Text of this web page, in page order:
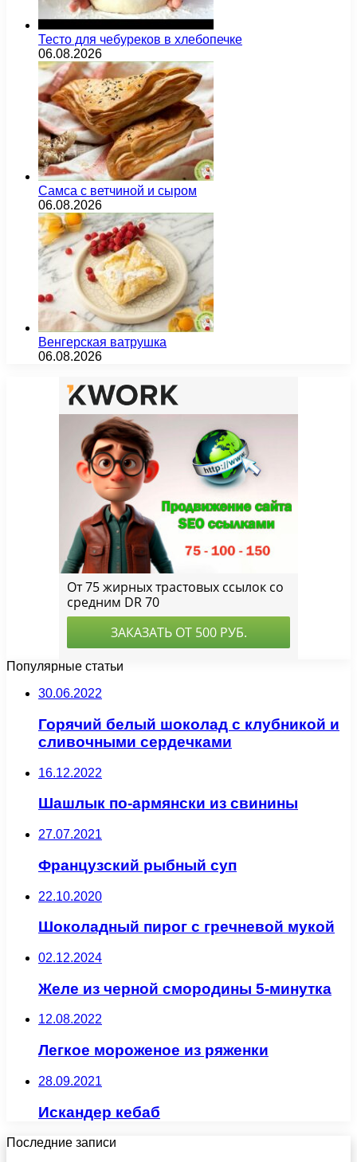
Тесто для чебуреков в хлебопечке
06.08.2026
Самса с ветчиной и сыром
06.08.2026
Венгерская ватрушка
06.08.2026
Популярные статьи
30.06.2022
Горячий белый шоколад с клубникой и
сливочными сердечками
16.12.2022
Шашлык по-армянски из свинины
27.07.2021
Французский рыбный суп
22.10.2020
Шоколадный пирог с гречневой мукой
02.12.2024
Желе из черной смородины 5-минутка
12.08.2022
Легкое мороженое из ряженки
28.09.2021
Искандер кебаб
Последние записи